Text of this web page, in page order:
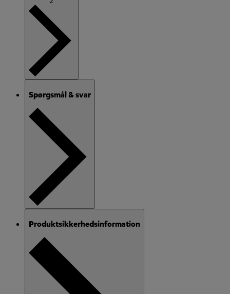
Spørgsmål & svar
Produktsikkerhedsinformation